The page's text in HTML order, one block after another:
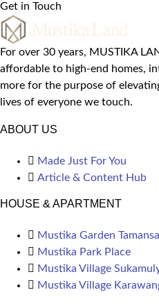
Get in Touch
For over 30 years, MUSTIKA
affordable to high-end homes,
more for the purpose of
lives of everyone we touch.
ABOUT US
Made Just For You
Article & Content Hub
HOUSE & APARTMENT
Mustika Garden
Mustika Park Place
Mustika Village
Mustika Village